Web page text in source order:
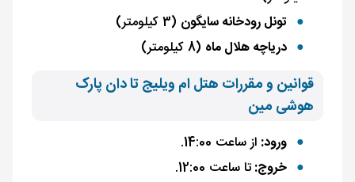
تونل رودخانه سایگون (3 کیلومتر)
دریاچه هلال ماه (8 کیلومتر)
قوانین و مقررات هتل ام ویلیج تا دان پارک
هوشی مین
ورود: از ساعت 14:00.
خروج:تا ساعت 12:00.